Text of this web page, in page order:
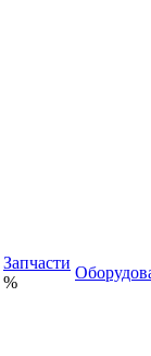
Запчасти
%